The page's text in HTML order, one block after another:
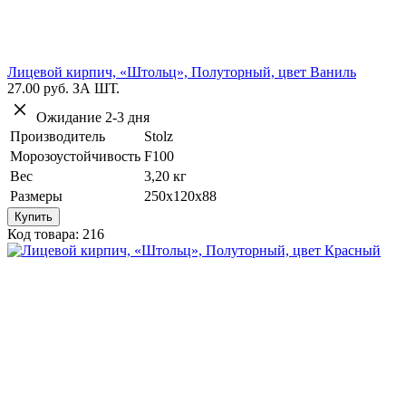
Лицевой кирпич, «Штольц», Полуторный, цвет Ваниль
27.00 руб. ЗА ШТ.
Ожидание 2-3 дня
Производитель
Stolz
Морозоустойчивость F100
Вес
3,20 кг
Размеры
250х120х88
Купить
Код товара: 216